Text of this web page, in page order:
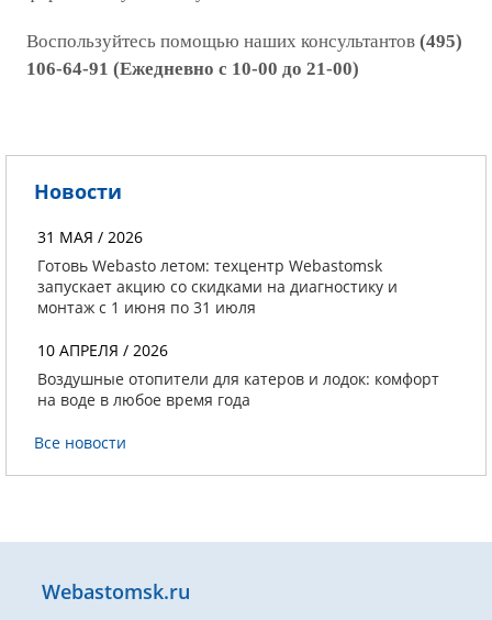
Воспользуйтесь помощью наших консультантов (495)
106-64-91 (Ежедневно с 10-00 до 21-00)
Новости
31 МАЯ / 2026
Готовь Webasto летом: техцентр Webastomsk
запускает акцию со скидками на диагностику и
монтаж с 1 июня по 31 июля
10 АПРЕЛЯ / 2026
Воздушные отопители для катеров и лодок: комфорт
на воде в любое время года
Все новости
Webastomsk.ru